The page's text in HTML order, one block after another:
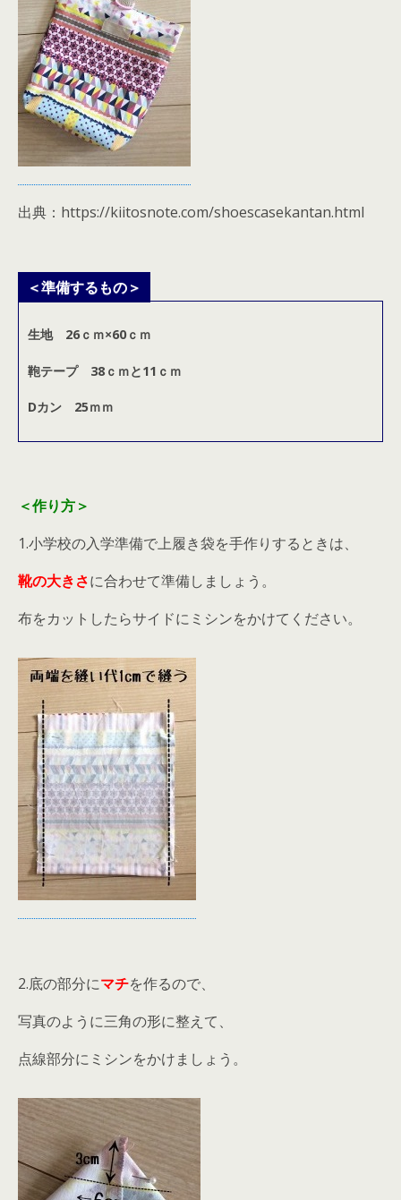
出典：https://kiitosnote.com/shoescasekantan.html
＜準備するもの＞
生地 26ｃｍ×60ｃｍ
鞄テープ 38ｃｍと11ｃｍ
Dカン 25ｍｍ
＜作り方＞
1.小学校の入学準備で上履き袋を手作りするときは、
靴の大きさに合わせて準備しましょう。
布をカットしたらサイドにミシンをかけてください。
2.底の部分にマチを作るので、
写真のように三角の形に整えて、
点線部分にミシンをかけましょう。